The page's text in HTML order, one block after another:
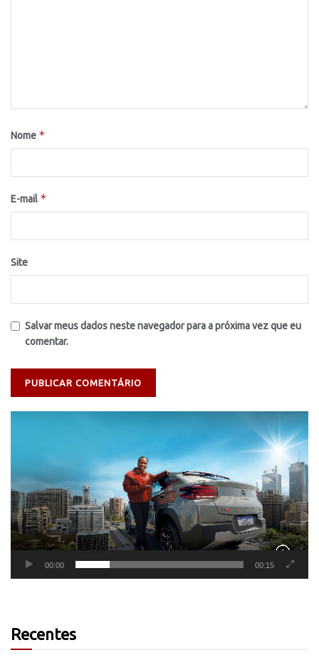
Nome *
E-mail *
Site
Salvar meus dados neste navegador para a próxima vez que eu
comentar.
00:00 00:15
Recentes